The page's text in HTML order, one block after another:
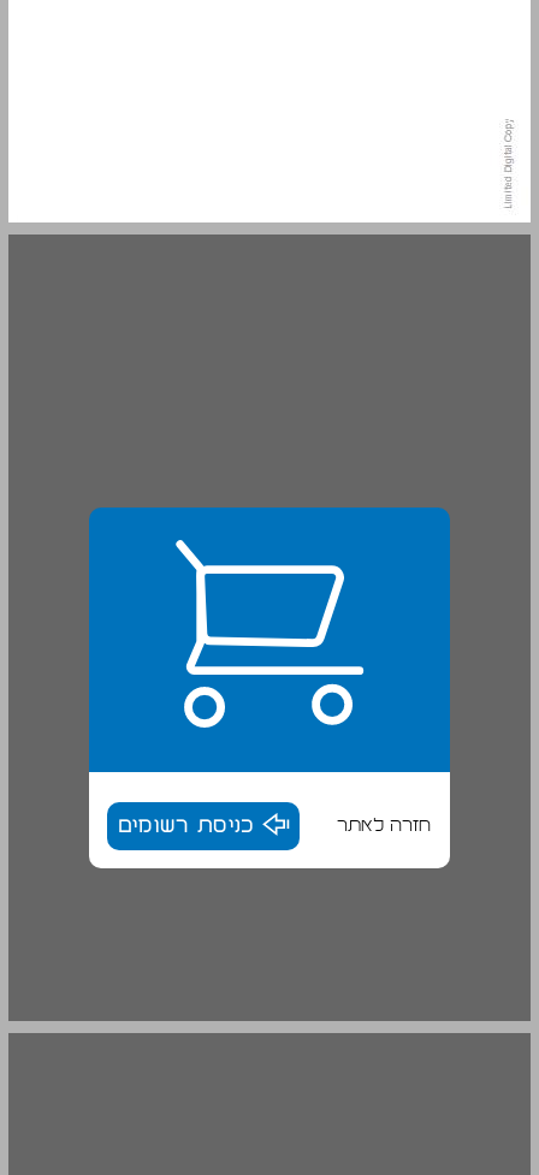
שער ראשון - בתי ספר ייחודיים בין עבר, הווה ועתיד: קווים לדמותו של שינוי חינוכי משמעותי ... 15
חזרה לאתר כניסת רשומים